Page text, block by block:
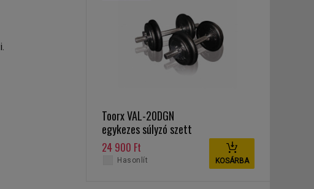
Toorx VAL-20DGN
egykezes súlyzó szett
20 kg
24 900 Ft
KOSÁRBA
Hasonlít